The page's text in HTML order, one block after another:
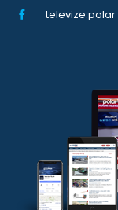
televize.polar